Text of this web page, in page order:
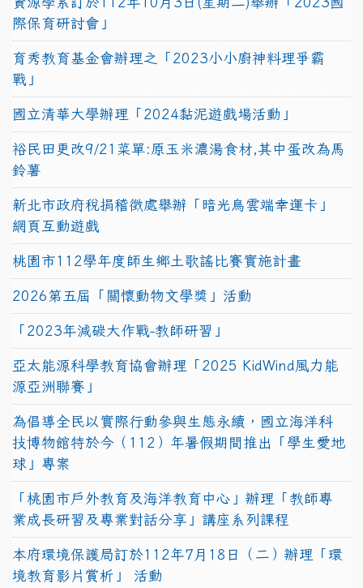
際保育研討會」
育秀教育基金會辦理之「2023小小廚神料理爭霸
戰」
國立清華大學辦理「2024黏泥遊戲場活動」
裕民田更改9/21菜單:原玉米濃湯食材,其中蛋改為馬
鈴薯
新北市政府稅捐稽徵處舉辦「暗光鳥雲端幸運卡」
網頁互動遊戲
桃園市112學年度師生鄉土歌謠比賽實施計畫
2026第五屆「關懷動物文學獎」活動
「2023年減碳大作戰-教師研習」
亞太能源科學教育協會辦理「2025 KidWind風力能
源亞洲聯賽」
為倡導全民以實際行動參與生態永續，國立海洋科
技博物館特於今（112）年暑假期間推出「學生愛地
球」專案
「桃園市戶外教育及海洋教育中心」辦理「教師專
業成長研習及專業對話分享」講座系列課程
本府環境保護局訂於112年7月18日（二）辦理「環
境教育影片賞析」 活動